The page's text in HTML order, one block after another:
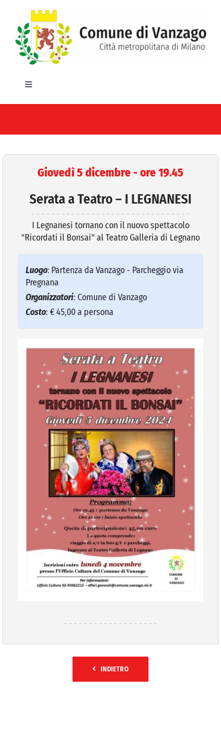
contenuto
Toggle
HOME
IL COMUNE
AREE TEMATICHE
COMUNICAZIONE
Giovedì 5 dicembre - ore 19.45
Serata a Teatro – I LEGNANESI
I Legnanesi tornano con il nuovo spettacolo
"Ricordati il Bonsai" al Teatro Galleria di Legnano
Luogo: Partenza da Vanzago - Parcheggio via
Pregnana
Organizzatori: Comune di Vanzago
Costo: € 45,00 a persona
INDIETRO